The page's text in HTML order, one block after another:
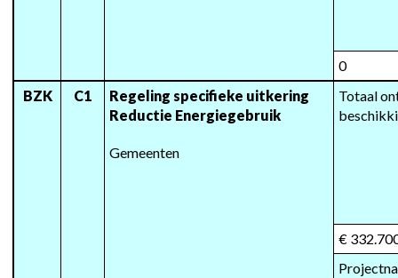
0
BZK
C1
Regeling specifieke uitkering
Reductie Energiegebruik
Totaal
Gemeenten
€